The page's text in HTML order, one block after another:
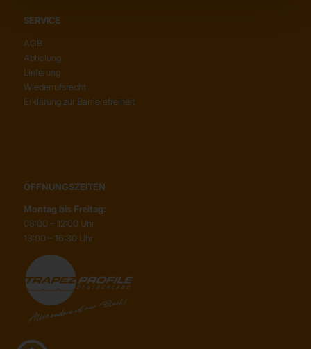
SERVICE
AGB
Abholung
Lieferung
Wiederrufsrecht
Erklärung zur Barrierefreiheit
ÖFFNUNGSZEITEN
Montag bis Freitag:
08:00 – 12:00 Uhr
13:00 – 16:30 Uhr